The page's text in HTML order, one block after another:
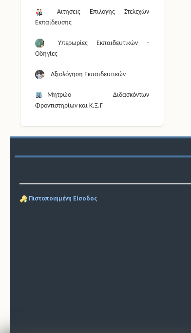
Αιτήσεις Επιλογής Στελεχών
Εκπαίδευσης
Υπερωρίες Εκπαιδευτικών -
Οδηγίες
Αξιολόγηση Εκπαιδευτικών
Μητρώο Διδασκόντων
Φροντιστηρίων και Κ.Ξ.Γ
Πιστοποιημένη Είσοδος